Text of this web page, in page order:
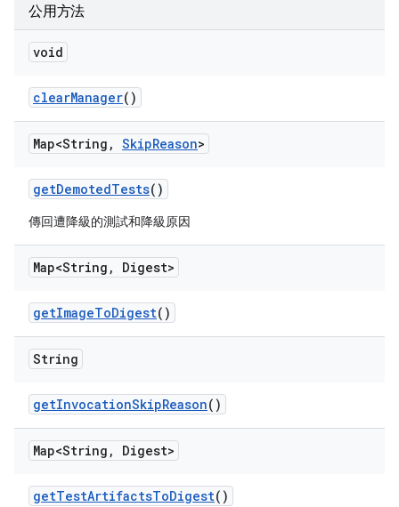
公用方法
void
clearManager()
Map<String , SkipReason>
getDemotedTests()
傳回遭降級的測試和降級原因
Map<String , Digest>
getImageToDigest()
String
getInvocationSkipReason()
Map<String , Digest>
getTestArtifactsToDigest()